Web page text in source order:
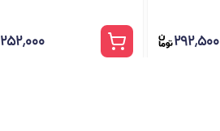
۲۹۲٬۵۰۰ ۲۵۲٬۰۰۰